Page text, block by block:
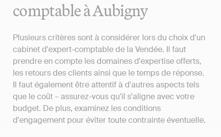
comptable à Aubigny
Plusieurs critères sont à considérer lors du choix d'un
cabinet d'expert-comptable de la Vendée. Il faut
prendre en compte les domaines d'expertise offerts,
les retours des clients ainsi que le temps de réponse.
Il faut également être attentif à d'autres aspects tels
que le coût – assurez-vous qu'il s'aligne avec votre
budget. De plus, examinez les conditions
d'engagement pour éviter toute contrainte éventuelle.